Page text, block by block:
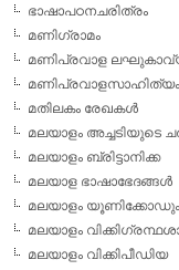
ഭാഷാപഠനചരിത്രം
മണിഗ്രാമം
മണിപ്രവാള
മണിപ്രവാളസാഹിത്യം
മതിലകം രേഖകള്‍
മലയാളം അച്ചടിയുടെ
മലയാളം ബ്രിട്ടാനിക്ക
മലയാള ഭാഷാഭേദങ്ങള്‍
മലയാളം യൂണിക്കോഡും
മലയാളം
മലയാളം വിക്കിപീഡിയ